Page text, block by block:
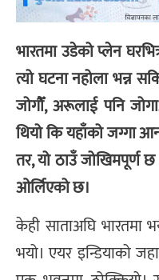
भारतमा उडेको प्लेन
त्यो घटना नहोला भन्न
जोगौँ, अरूलाई पनि
थियो कि यहाँको जग्गा
तर, यो ठाउँ जोखिमपूर्ण छ
ओर्लिएको छ।
केही साताअघि भारतमा
भयो। एयर इन्डियाको